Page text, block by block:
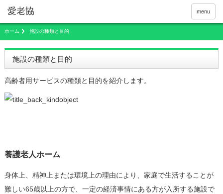
menu
ホーム 施設の種類と目的
施設の種類と目的
高齢者用サービスの種類と目的を紹介します。
養護老人ホーム
身体上、精神上または環境上の理由により、家庭で生活することが
難しい65歳以上の方で、一定の経済事情にある方が入所する施設で